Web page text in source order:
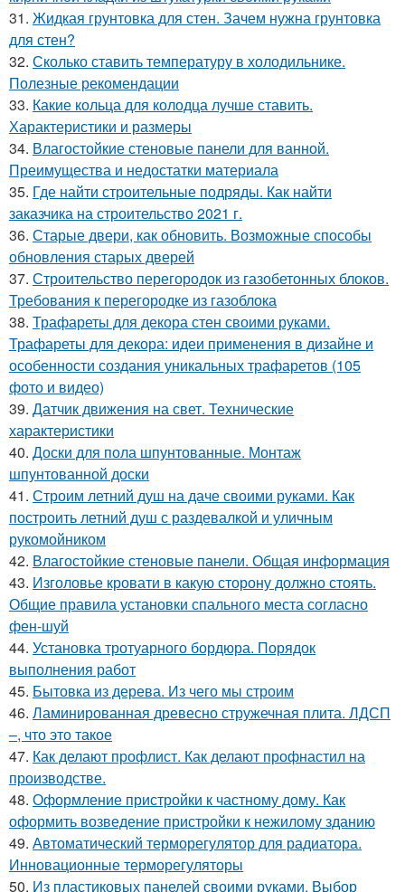
31. Жидкая грунтовка для стен. Зачем нужна грунтовка
для стен?
32. Сколько ставить температуру в холодильнике.
Полезные рекомендации
33. Какие кольца для колодца лучше ставить.
Характеристики и размеры
34. Влагостойкие стеновые панели для ванной.
Преимущества и недостатки материала
35. Где найти строительные подряды. Как найти
заказчика на строительство 2021 г.
36. Старые двери, как обновить. Возможные способы
обновления старых дверей
37. Строительство перегородок из газобетонных блоков.
Требования к перегородке из газоблока
38. Трафареты для декора стен своими руками.
Трафареты для декора: идеи применения в дизайне и
особенности создания уникальных трафаретов (105
фото и видео)
39. Датчик движения на свет. Технические
характеристики
40. Доски для пола шпунтованные. Монтаж
шпунтованной доски
41. Строим летний душ на даче своими руками. Как
построить летний душ с раздевалкой и уличным
рукомойником
42. Влагостойкие стеновые панели. Общая информация
43. Изголовье кровати в какую сторону должно стоять.
Общие правила установки спального места согласно
фен-шуй
44. Установка тротуарного бордюра. Порядок
выполнения работ
45. Бытовка из дерева. Из чего мы строим
46. Ламинированная древесно стружечная плита. ЛДСП
–, что это такое
47. Как делают профлист. Как делают профнастил на
производстве.
48. Оформление пристройки к частному дому. Как
оформить возведение пристройки к нежилому зданию
49. Автоматический терморегулятор для радиатора.
Инновационные терморегуляторы
50. Из пластиковых панелей своими руками. Выбор